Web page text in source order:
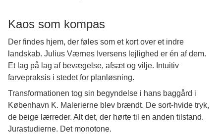
Kaos som kompas
Der findes hjem, der føles som et kort over et indre
landskab. Julius Værnes Iversens lejlighed er én af dem.
Et lag på lag af bevægelse, afsæt og vilje. Intuitiv
farvepraksis i stedet for planløsning.
Transformationen tog sin begyndelse i hans baggård i
København K. Malerierne blev brændt. De sort-hvide tryk,
de beige lærreder. Alt det, der hørte til en anden tilstand.
Jurastudierne. Det monotone.